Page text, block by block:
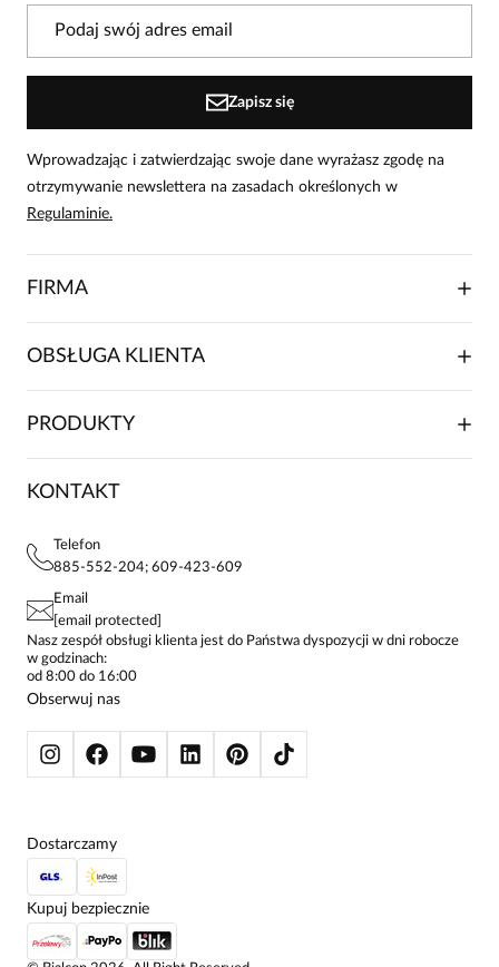
W naszej witrynie opinie mogą dodawać tylko
Zapisz się
Wprowadzając i zatwierdzając swoje dane wyrażasz zgodę na
otrzymywanie newslettera na zasadach określonych w
Regulaminie.
FIRMA
FRANCZYZA
MAPA WITRYNY
KONTAKTY
OBSŁUGA KLIENTA
FAQ
POLITYKA PRYWATNOŚCI
STREFA STAŁEGO KLIENTA
PRODUKTY
KOSZULE DAMSKIE
SPODNIE DAMSKIE
ŻAKIETY I MARYNARKI
SWETRY
BLUZY
KONTAKT
Telefon
885-552-204; 609-423-609
Email
[email protected]
Nasz zespół obsługi klienta jest do Państwa dyspozycji w dni robocze
w godzinach:
od 8:00 do 16:00
Obserwuj nas
Dostarczamy
Kupuj bezpiecznie